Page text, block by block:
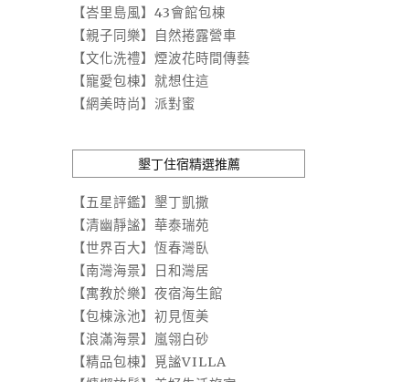
【峇里島風】43會館包棟
【親子同樂】自然捲露營車
【文化洗禮】煙波花時間傳藝
【寵愛包棟】就想住這
【網美時尚】派對蜜
墾丁住宿精選推薦
【五星評鑑】墾丁凱撒
【清幽靜謐】華泰瑞苑
【世界百大】恆春灣臥
【南灣海景】日和灣居
【寓教於樂】夜宿海生館
【包棟泳池】初見恆美
【浪滿海景】嵐翎白砂
【精品包棟】覓謐VILLA